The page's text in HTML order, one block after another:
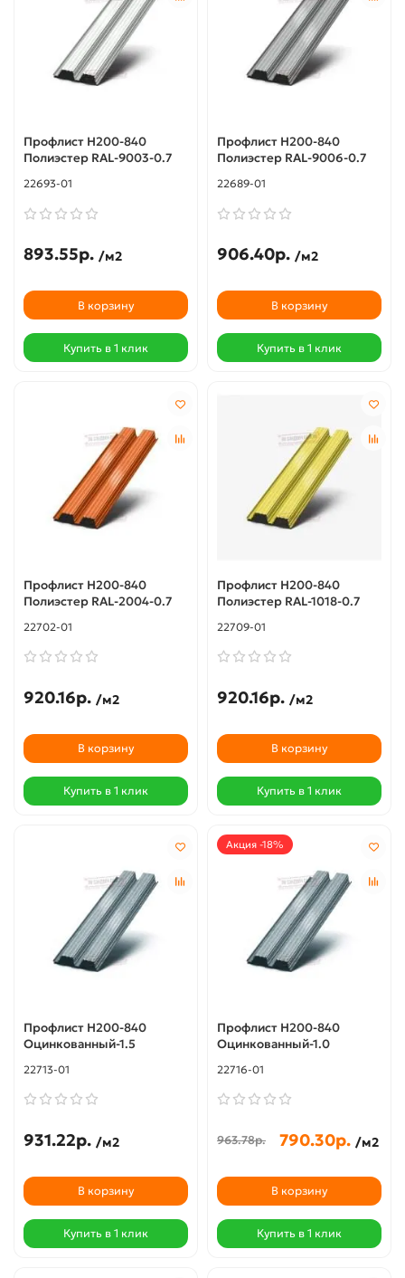
Профлист Н200-840
Полиэстер RAL-9003-0.7
22693-01
893.55р. /м2
В корзину
Купить в 1 клик
Профлист Н200-840
Полиэстер RAL-9006-0.7
22689-01
906.40р. /м2
В корзину
Купить в 1 клик
Профлист Н200-840
Полиэстер RAL-2004-0.7
22702-01
920.16р. /м2
В корзину
Купить в 1 клик
Профлист Н200-840
Полиэстер RAL-1018-0.7
22709-01
920.16р. /м2
В корзину
Купить в 1 клик
Профлист Н200-840
Оцинкованный-1.5
22713-01
931.22р. /м2
В корзину
Купить в 1 клик
Акция -18%
Профлист Н200-840
Оцинкованный-1.0
22716-01
963.78р. 790.30р. /м2
В корзину
Купить в 1 клик